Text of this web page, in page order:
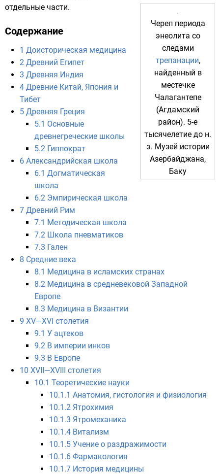
Череп периода
энеолита со
следами
трепанации,
найденный в
местечке
Чалагантепе
(Агдамский
район). 5-е
тысячелетие до н.
э. Музей истории
Азербайджана,
Баку
отдельные части.
Содержание
1 Доисторическая медицина
2 Древний Египет
3 Древняя Индия
4 Древние Китай, Япония и
Тибет
5 Древняя Греция
5.1 Основные
древнегреческие школы
5.2 Гиппократ
6 Александрийская школа
6.1 Догматическая
школа
6.2 Эмпирическая школа
7 Древний Рим
7.1 Методическая школа
7.2 Школа пневматиков
7.3 Гален
8 Средние века
8.1 Медицина в исламских странах
8.2 Медицина в средневековой Западной
Европе
8.3 Медицина в Византии
9 XV—XVI столетия
9.1 У ацтеков
9.2 В империи инков
9.3 В Европе
10 XVII—XVIII столетия
10.1 Теоретические науки
10.1.1 Анатомия, гистология и физиология
10.1.2 Ятрохимия
10.1.3 Ятромеханика
10.1.4 Витализм
10.1.5 Учение о раздражимости
10.1.6 Фармакология
10.1.7 История медицины